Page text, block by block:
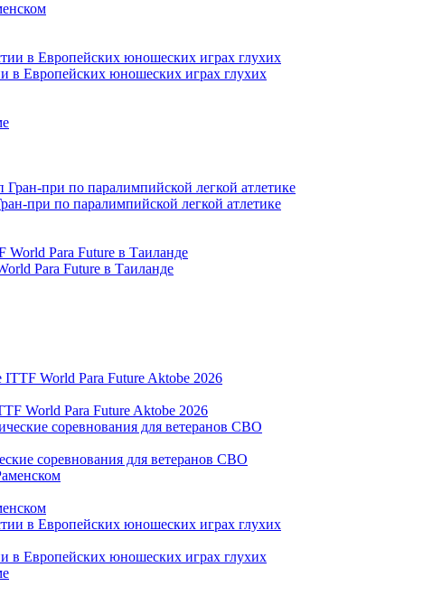
в Европейских юношеских играх глухих
при по паралимпийской легкой атлетике
Para Future в Таиланде
World Para Future Aktobe 2026
соревнования для ветеранов СВО
в Европейских юношеских играх глухих